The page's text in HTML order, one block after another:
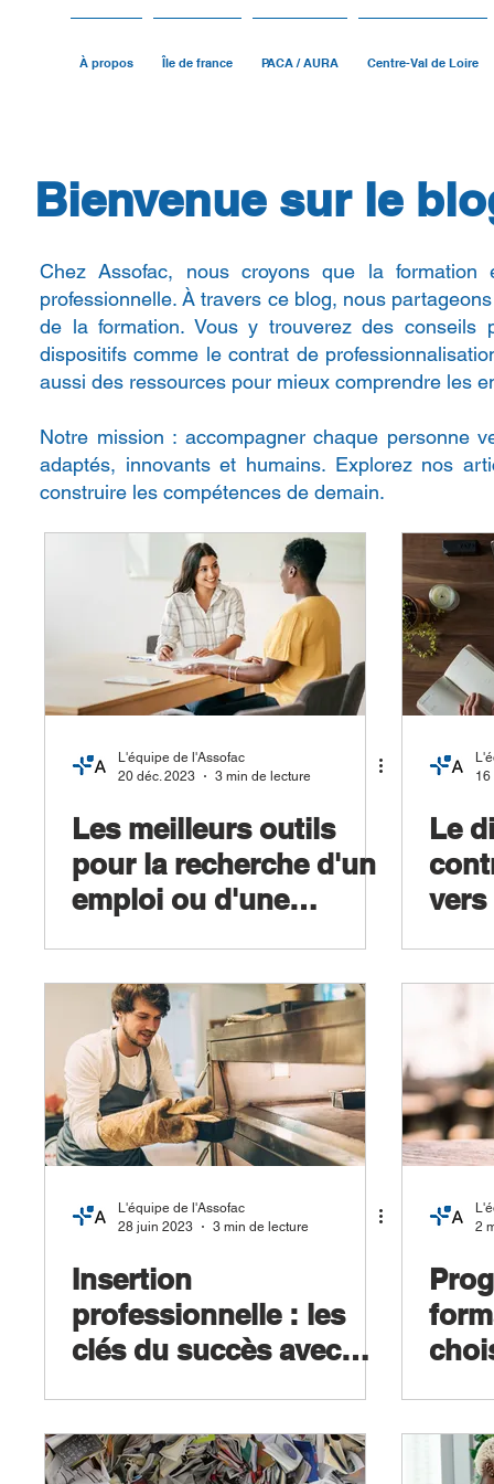
À propos Île de france PACA / AURA Centre-Val de Loire
Bienvenue sur le
Chez Assofac, nous croyons que la
professionnelle. À travers ce blog, nous
de la formation. Vous y trouverez des conseils
dispositifs comme le contrat de
aussi des ressources pour mieux comprendre les
Notre mission : accompagner chaque personne
adaptés, innovants et humains. Explorez nos
construire les compétences de demain.
L'équipe de l'Assofac
20 déc. 2023
3 min de lecture
Les meilleurs outils
pour la recherche d'un
emploi ou d'une
16
Le
L'équipe de l'Assofac
28 juin 2023
3 min de lecture
Insertion
professionnelle : les
clés du succès avec
2